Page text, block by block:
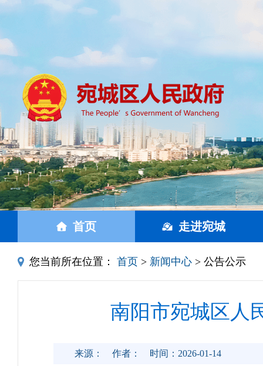
首页 走进宛城
您当前所在位置： 首页 > 新闻中心 > 公告公示
南阳市宛城区人
来源： 作者： 时间：2026-01-14